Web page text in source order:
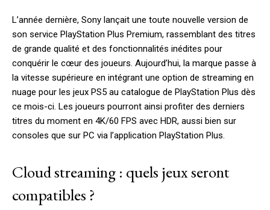
L’année dernière, Sony lançait une toute nouvelle version de
son service PlayStation Plus Premium, rassemblant des titres
de grande qualité et des fonctionnalités inédites pour
conquérir le cœur des joueurs. Aujourd’hui, la marque passe à
la vitesse supérieure en intégrant une option de streaming en
nuage pour les jeux PS5 au catalogue de PlayStation Plus dès
ce mois-ci. Les joueurs pourront ainsi profiter des derniers
titres du moment en 4K/60 FPS avec HDR, aussi bien sur
consoles que sur PC via l’application PlayStation Plus.
Cloud streaming : quels jeux seront
compatibles ?